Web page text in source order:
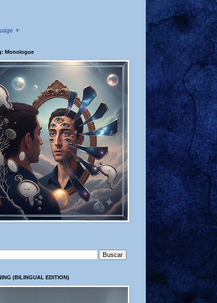
▼
Monologue
(BILINGUAL EDITION)